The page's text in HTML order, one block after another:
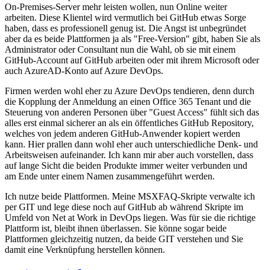
On-Premises-Server mehr leisten wollen, nun Online weiter
arbeiten. Diese Klientel wird vermutlich bei GitHub etwas Sorge
haben, dass es professionell genug ist. Die Angst ist unbegründet
aber da es beide Plattformen ja als "Free-Version" gibt, haben Sie als
Administrator oder Consultant nun die Wahl, ob sie mit einem
GitHub-Account auf GitHub arbeiten oder mit ihrem Microsoft oder
auch AzureAD-Konto auf Azure DevOps.
Firmen werden wohl eher zu Azure DevOps tendieren, denn durch
die Kopplung der Anmeldung an einen Office 365 Tenant und die
Steuerung von anderen Personen über "Guest Access" fühlt sich das
alles erst einmal sicherer an als ein öffentliches GitHub Repository,
welches von jedem anderen GitHub-Anwender kopiert werden
kann. Hier prallen dann wohl eher auch unterschiedliche Denk- und
Arbeitsweisen aufeinander. Ich kann mir aber auch vorstellen, dass
auf lange Sicht die beiden Produkte immer weiter verbunden und
am Ende unter einem Namen zusammengeführt werden.
Ich nutze beide Plattformen. Meine MSXFAQ-Skripte verwalte ich
per GIT und lege diese noch auf GitHub ab während Skripte im
Umfeld von Net at Work in DevOps liegen. Was für sie die richtige
Plattform ist, bleibt ihnen überlassen. Sie könne sogar beide
Plattformen gleichzeitig nutzen, da beide GIT verstehen und Sie
damit eine Verknüpfung herstellen können.